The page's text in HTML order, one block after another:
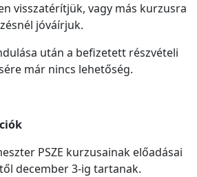
visszatérítjük, vagy más kurzusra
jóváírjuk.
után a befizetett részvételi
már nincs lehetőség.
PSZE kurzusainak előadásai
december 3-ig tartanak.